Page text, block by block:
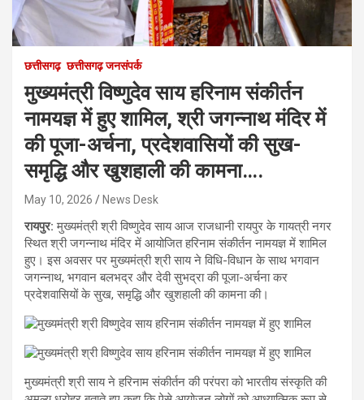
छत्तीसगढ़ छत्तीसगढ़ जनसंपर्क
मुख्यमंत्री विष्णुदेव साय हरिनाम संकीर्तन
नामयज्ञ में हुए शामिल, श्री जगन्नाथ मंदिर में
की पूजा-अर्चना, प्रदेशवासियों की सुख-
समृद्धि और खुशहाली की कामना….
May 10, 2026 News Desk
रायपुर: मुख्यमंत्री श्री विष्णुदेव साय आज राजधानी रायपुर के गायत्री नगर
स्थित श्री जगन्नाथ मंदिर में आयोजित हरिनाम संकीर्तन नामयज्ञ में शामिल
हुए। इस अवसर पर मुख्यमंत्री श्री साय ने विधि-विधान के साथ भगवान
जगन्नाथ, भगवान बलभद्र और देवी सुभद्रा की पूजा-अर्चना कर
प्रदेशवासियों के सुख, समृद्धि और खुशहाली की कामना की।
मुख्यमंत्री श्री साय ने हरिनाम संकीर्तन की परंपरा को भारतीय संस्कृति की